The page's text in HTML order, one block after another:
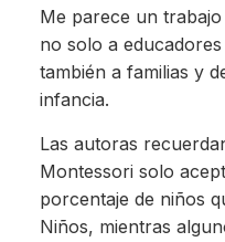
Me parece un
no solo a
también a familias y
infancia.
Las autoras
Montessori solo
porcentaje de niños
Niños, mientras